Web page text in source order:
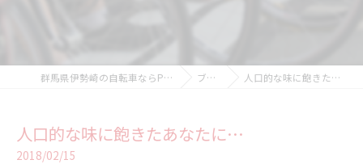
群馬県伊勢崎の自転車ならPOWER-KIDS ブログ 人口的な味に飽きたあなたに…
人口的な味に飽きたあなたに…
2018/02/15